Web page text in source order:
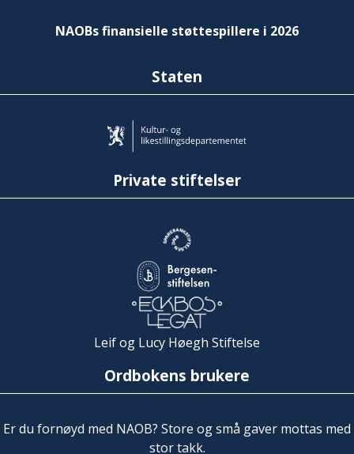
NAOBs finansielle støttespillere i 2026
Staten
Private stiftelser
Leif og Lucy Høegh Stiftelse
Ordbokens brukere
Er du fornøyd med NAOB? Store og små gaver mottas med
stor takk.